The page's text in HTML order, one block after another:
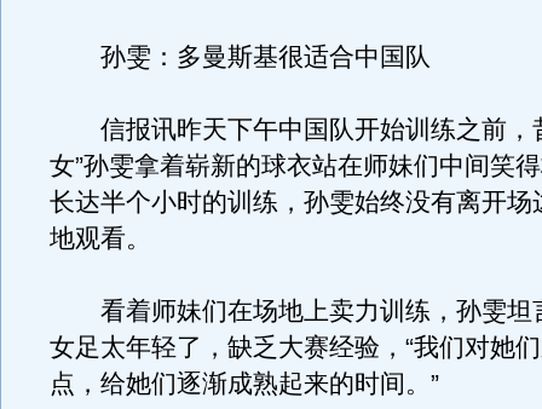
孙雯：多曼斯基很适合中国队
信报讯昨天下午中国队开始训练之前，
女”孙雯拿着崭新的球衣站在师妹们中间笑
长达半个小时的训练，孙雯始终没有离开场
地观看。
看着师妹们在场地上卖力训练，孙雯坦
女足太年轻了，缺乏大赛经验，“我们对她
点，给她们逐渐成熟起来的时间。”